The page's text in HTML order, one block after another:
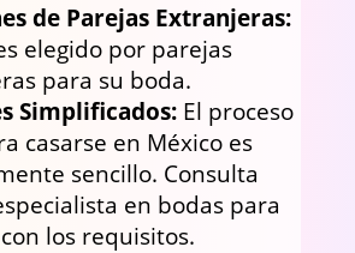
de Parejas Extranjeras:
elegido por parejas
para su boda.
Simplificados:El proceso
casarse en México es
sencillo. Consulta
en bodas para
los requisitos.